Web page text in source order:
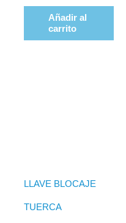
Añadir al
carrito
LLAVE BLOCAJE
TUERCA